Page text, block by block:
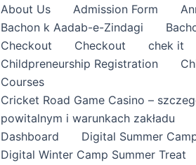
About Us Admission Form
Bachon k Aadab-e-Zindagi
Checkout
Checkout chek it
Childpreneurship Registration
Courses
Cricket Road Game Casino –
powitalnym i warunkach zakładu
Dashboard
Digital Summer
Digital Winter Camp Summer Treat